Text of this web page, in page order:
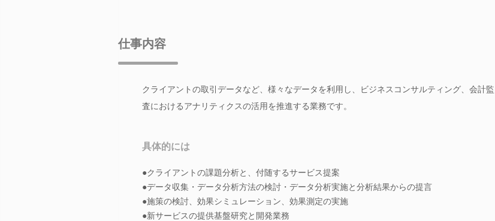
仕事内容
クライアントの取引データなど、様々なデータを利用し、ビジネスコンサルティング、会計監
査におけるアナリティクスの活用を推進する業務です。
具体的には
●クライアントの課題分析と、付随するサービス提案
●データ収集・データ分析方法の検討・データ分析実施と分析結果からの提言
●施策の検討、効果シミュレーション、効果測定の実施
●新サービスの提供基盤研究と開発業務